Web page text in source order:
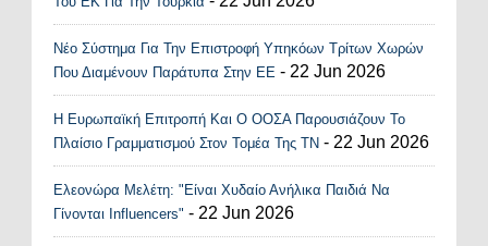
Νέο Σύστημα Για Την Επιστροφή Υπηκόων Τρίτων Χωρών
Που Διαμένουν Παράτυπα Στην ΕΕ - 22 Jun 2026
Η Ευρωπαϊκή Επιτροπή Και Ο ΟΟΣΑ Παρουσιάζουν Το
Πλαίσιο Γραμματισμού Στον Τομέα Της ΤΝ - 22 Jun 2026
Ελεονώρα Μελέτη: "Είναι Χυδαίο Ανήλικα Παιδιά Να
Γίνονται Influencers" - 22 Jun 2026